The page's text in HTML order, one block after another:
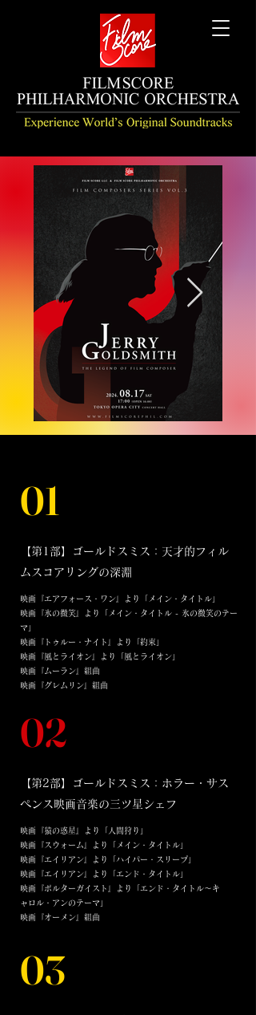
01
【第1部】ゴールドスミス：天才的フィル
ムスコアリングの深淵
映画『エアフォース・ワン』より「メイン・タイトル」
映画『氷の微笑』より「メイン・タイトル - 氷の微笑のテー
マ」
映画『トゥルー・ナイト』より「約束」
映画『風とライオン』より「風とライオン」
映画『ムーラン』組曲
映画『グレムリン』組曲
02
【第2部】ゴールドスミス：ホラー・サス
ペンス映画音楽の三ツ星シェフ
映画『猿の惑星』より「人間狩り」
映画『スウォーム』より「メイン・タイトル」
映画『エイリアン』より「ハイパー・スリープ」
映画『エイリアン』より「エンド・タイトル」
映画『ポルターガイスト』より「エンド・タイトル～キ
ャロル・アンのテーマ」
映画『オーメン』組曲
03